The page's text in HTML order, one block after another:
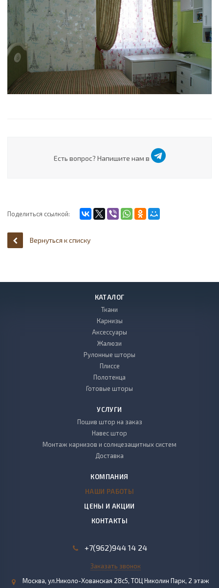
Есть вопрос? Напишите нам в
Поделиться ссылкой:
Вернуться к списку
КАТАЛОГ
Ткани
Карнизы
Аксессуары
Жалюзи
Рулонные шторы
Плиссе
Полотенца
Готовые шторы
УСЛУГИ
Пошив штор на заказ
Навес штор
Монтаж карнизов и солнцезащитных систем
Доставка
КОМПАНИЯ
НАШИ РАБОТЫ
ЦЕНЫ И АКЦИИ
КОНТАКТЫ
+7(962)944 14 24
Заказать звонок
Москва, ул.Николо-Хованская 28с5, ТОЦ Николин Парк, 2 этаж